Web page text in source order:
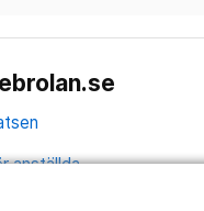
anställda